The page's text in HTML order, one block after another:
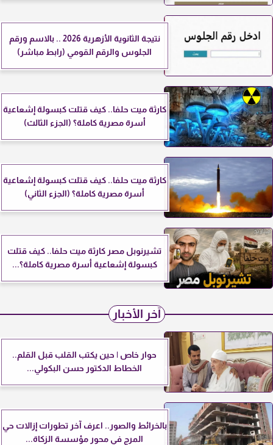
نتيجة الثانوية الأزهرية 2026 .. بالاسم ورقم
الجلوس والرقم القومي (رابط مباشر)
كارثة ميت حلفا.. كيف قتلت كبسولة إشعاعية
أسرة مصرية كاملة؟ (الجزء الثالث)
كارثة ميت حلفا.. كيف قتلت كبسولة إشعاعية
أسرة مصرية كاملة؟ (الجزء الثاني)
تشيرنوبل مصر كارثة ميت حلفا.. كيف قتلت
كبسولة إشعاعية أسرة مصرية كاملة؟...
آخر الأخبار
حوار خاص | حين يكتب القلب قبل القلم..
الخطاط الدكتور حسن البكولي...
بالخرائط والصور.. اعرف آخر تطورات إزالات حي
المرج في محور مؤسسة الزكاة...